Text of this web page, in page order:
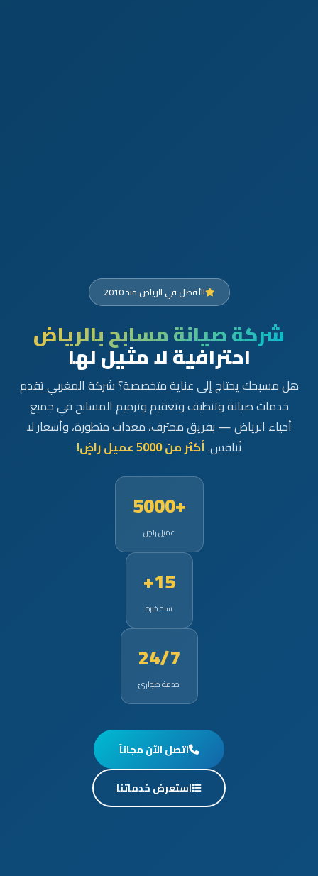
الأفضل في الرياض منذ 2010
شركة صيانة مسابح بالرياض
احترافية لا مثيل لها
هل مسبحك يحتاج إلى عناية متخصصة؟ شركة المغربي تقدم
خدمات صيانة وتنظيف وتعقيم وترميم المسابح في جميع
أحياء الرياض — بفريق محترف، معدات متطورة، وأسعار لا
تُنافس.أكثر من 5000 عميل راضٍ!
+5000
عميل راضٍ
15+
سنة خبرة
24/7
خدمة طوارئ
اتصل الآن مجاناً
استعرض خدماتنا